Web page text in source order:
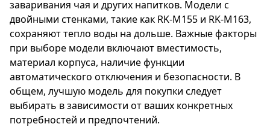
соответствии со своими потребностями.
SkyKettle G211S от REDMOND - это надежный
помощник в приготовлении горячих
напитков и пищи, который сделает вашу
жизнь более комфортной и удобной.
заваривания чая и других напитков. Модели с
двойными стенками, такие как RK-M155 и RK-M163,
сохраняют тепло воды на дольше. Важные факторы
при выборе модели включают вместимость,
материал корпуса, наличие функции
автоматического отключения и безопасности. В
общем, лучшую модель для покупки следует
выбирать в зависимости от ваших конкретных
потребностей и предпочтений.